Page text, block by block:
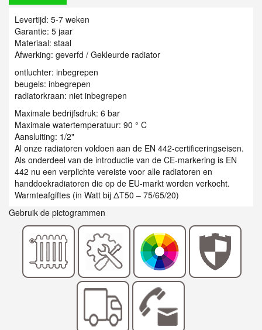
Levertijd: 5-7 weken
Garantie: 5 jaar
Materiaal: staal
Afwerking: geverfd / Gekleurde radiator
ontluchter: inbegrepen
beugels: inbegrepen
radiatorkraan: niet inbegrepen
Maximale bedrijfsdruk: 6 bar
Maximale watertemperatuur: 90 ° C
Aansluiting: 1/2"
Al onze radiatoren voldoen aan de EN 442-certificeringseisen.
Als onderdeel van de introductie van de CE-markering is EN
442 nu een verplichte vereiste voor alle radiatoren en
handdoekradiatoren die op de EU-markt worden verkocht.
Warmteafgiftes (in Watt bij ΔT50 – 75/65/20)
Gebruik de pictogrammen